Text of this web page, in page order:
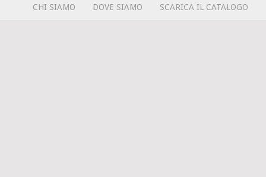
CHI SIAMO
DOVE SIAMO SCARICA IL CATALOGO